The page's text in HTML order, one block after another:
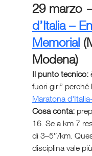
29 marzo
d’Italia –
Memorial
Modena)
Il punto tecnico:
fuori giri” perché
Maratona
Cosa conta:
16. Se a km 7
di 3–5″/km.
disciplina vale